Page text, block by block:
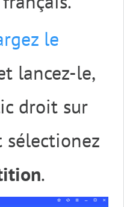
le
lancez-le,
droit sur
sélectionez
.